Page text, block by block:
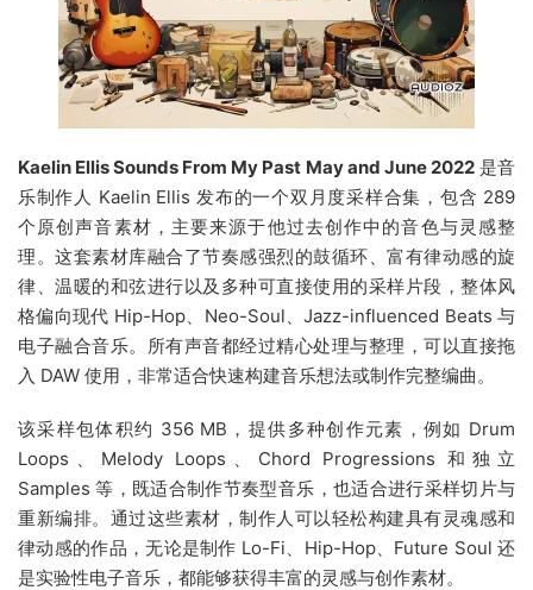
Kaelin Ellis Sounds From My Past May and June 2022是音
乐制作人 Kaelin Ellis 发布的一个双月度采样合集，包含 289
个原创声音素材，主要来源于他过去创作中的音色与灵感整
理。这套素材库融合了节奏感强烈的鼓循环、富有律动感的旋
律、温暖的和弦进行以及多种可直接使用的采样片段，整体风
格偏向现代 Hip-Hop、Neo-Soul、Jazz-influenced Beats 与
电子融合音乐。所有声音都经过精心处理与整理，可以直接拖
入 DAW 使用，非常适合快速构建音乐想法或制作完整编曲。
该采样包体积约 356 MB，提供多种创作元素，例如 Drum
Loops、Melody Loops、Chord Progressions 和独立
Samples 等，既适合制作节奏型音乐，也适合进行采样切片与
重新编排。通过这些素材，制作人可以轻松构建具有灵魂感和
律动感的作品，无论是制作 Lo-Fi、Hip-Hop、Future Soul 还
是实验性电子音乐，都能够获得丰富的灵感与创作素材。